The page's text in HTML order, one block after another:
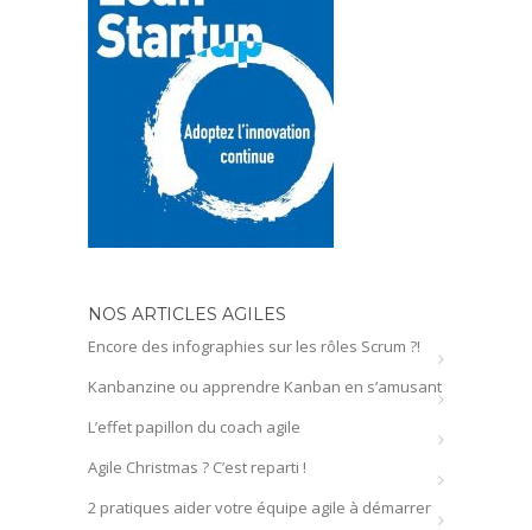
NOS ARTICLES AGILES
Encore des infographies sur les rôles Scrum ?!
Kanbanzine ou apprendre Kanban en s’amusant
L’effet papillon du coach agile
Agile Christmas ? C’est reparti !
2 pratiques aider votre équipe agile à démarrer